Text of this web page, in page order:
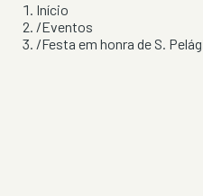
Início
/Eventos
/Festa em honra de S.